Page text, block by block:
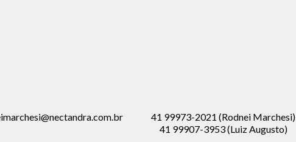
41 99973-2021 (Rodnei Marchesi)
41 99907-3953 (Luiz Augusto)